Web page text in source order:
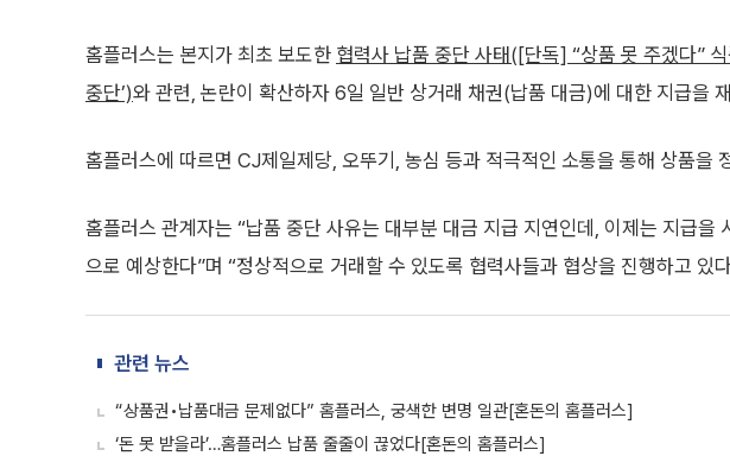
홈플러스는 본지가 최초 보도한 협력사 납품 중단 사태([단독] “상품 못 주겠다”
중단’)와 관련, 논란이 확산하자 6일 일반 상거래 채권(납품 대금)에 대한 지급을
홈플러스에 따르면 CJ제일제당, 오뚜기, 농심 등과 적극적인 소통을 통해 상품을
홈플러스 관계자는 “납품 중단 사유는 대부분 대금 지급 지연인데, 이제는 지급을
으로 예상한다”며 “정상적으로 거래할 수 있도록 협력사들과 협상을 진행하고 있
관련 뉴스
“상품권•납품대금 문제없다” 홈플러스, 궁색한 변명 일관[혼돈의 홈플러스]
‘돈 못 받을라’…홈플러스 납품 줄줄이 끊었다[혼돈의 홈플러스]